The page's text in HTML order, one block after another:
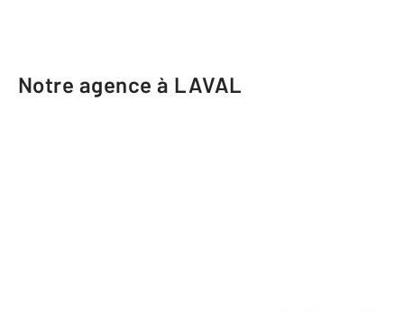
Notre agence à LAVAL